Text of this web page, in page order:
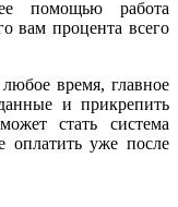
помощью работа
вам процента всего
время, главное
и прикрепить
стать система
оплатить уже после